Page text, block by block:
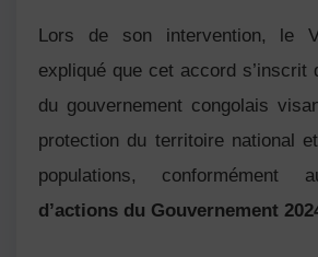
Lors de son intervention, le
expliqué que cet accord s’inscrit
du gouvernement congolais
protection du territoire national
populations, conformément
d’actions du Gouvernement